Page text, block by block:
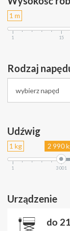
1 m
1 15
Rodzaj
Udźwig
1 kg 2 990
1 3 001
Urządzenie
do